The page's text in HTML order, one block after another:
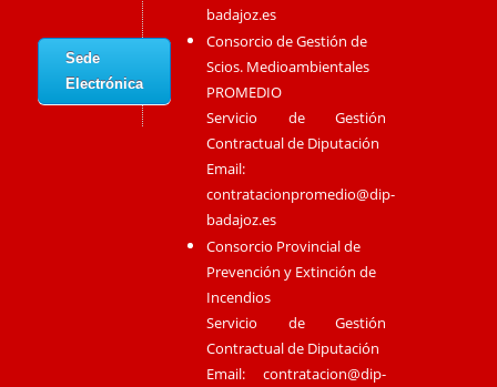
Sede
Electrónica
badajoz.es
Consorcio de Gestión de
Scios. Medioambientales
PROMEDIO
Servicio de Gestión
Contractual de Diputación
Email:
contratacionpromedio@dip-
badajoz.es
Consorcio Provincial de
Prevención y Extinción de
Incendios
Servicio de Gestión
Contractual de Diputación
Email:contratacion@dip-